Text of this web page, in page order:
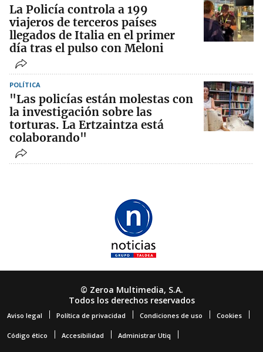
La Policía controla a 199
viajeros de terceros países
llegados de Italia en el primer
día tras el pulso con Meloni
POLÍTICA
"Las policías están molestas con
la investigación sobre las
torturas. La Ertzaintza está
colaborando"
© Zeroa Multimedia, S.A.
Todos los derechos reservados
Aviso legal Política de privacidad Condiciones de uso Cookies
Código ético Accesibilidad Administrar Utiq